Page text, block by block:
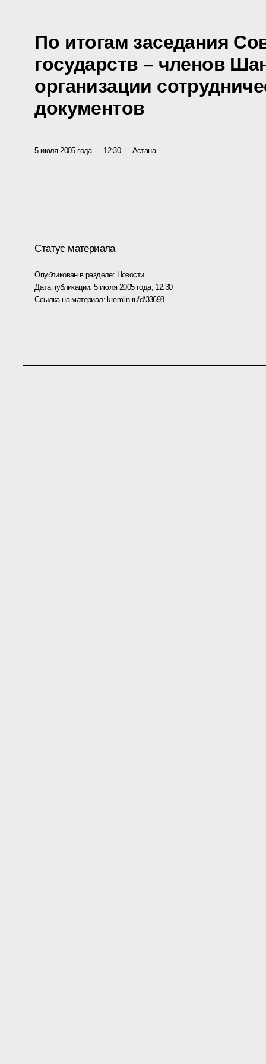
По итогам заседания
государств – членов
организации
документов
5 июля 2005 года 12:30 Астана
Статус материала
Опубликован в разделе: Новости
Дата публикации:5 июля 2005 года, 12:30
Ссылка на материал:kremlin.ru/d/33698